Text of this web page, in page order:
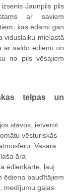
Jaunpils pils
ar saviem
kas ēdami gan
viduslaiku mielastā
ar saldo ēdienu un
no pils vēsajiem
telpas un
stāvos, ietverot
vēsturiskās
Vasarā
āra
ēdienkarte, ļauj
ēdiena baudītājiem
medījumu gaļas